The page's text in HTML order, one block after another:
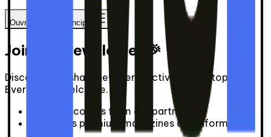
Ouvrir le menu principal
Join our newsletter 🎉
Discover and share new perspectives on all topics.
Everyone is welcome.
Get discounts from our partners
Access premium magazines and information